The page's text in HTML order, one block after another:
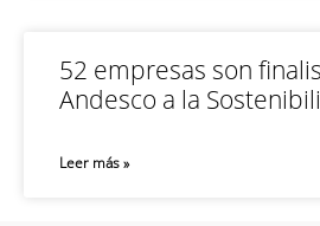
52 empresas son
Andesco a la
Leer más »